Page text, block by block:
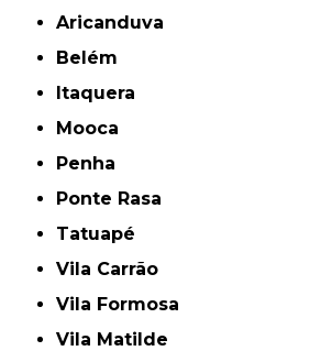
Aricanduva
Belém
Itaquera
Mooca
Penha
Ponte Rasa
Tatuapé
Vila Carrão
Vila Formosa
Vila Matilde